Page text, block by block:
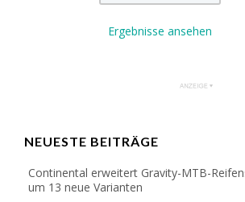
Ergebnisse ansehen
NEUESTE BEITRÄGE
Continental erweitert Gravity-MTB-
um 13 neue Varianten